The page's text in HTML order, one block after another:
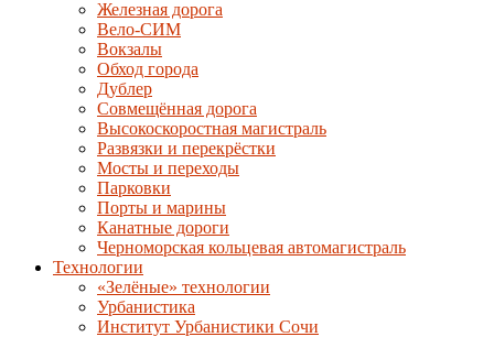
Железная дорога
Вело-СИМ
Вокзалы
Обход города
Дублер
Совмещённая дорога
Высокоскоростная магистраль
Развязки и перекрёстки
Мосты и переходы
Парковки
Порты и марины
Канатные дороги
Черноморская кольцевая автомагистраль
Технологии
«Зелёные» технологии
Урбанистика
Институт Урбанистики Сочи